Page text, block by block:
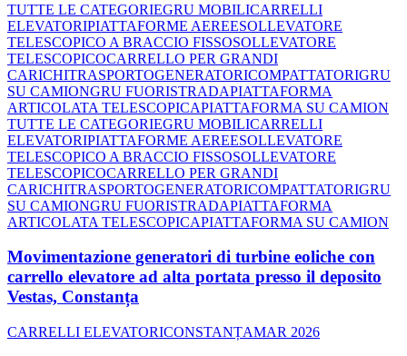
TUTTE LE CATEGORIEGRU MOBILICARRELLI
ELEVATORIPIATTAFORME AEREESOLLEVATORE
TELESCOPICO A BRACCIO FISSOSOLLEVATORE
TELESCOPICOCARRELLO PER GRANDI
CARICHITRASPORTOGENERATORICOMPATTATORIGRU
SU CAMIONGRU FUORISTRADAPIATTAFORMA
ARTICOLATA TELESCOPICAPIATTAFORMA SU CAMION
TUTTE LE CATEGORIEGRU MOBILICARRELLI
ELEVATORIPIATTAFORME AEREESOLLEVATORE
TELESCOPICO A BRACCIO FISSOSOLLEVATORE
TELESCOPICOCARRELLO PER GRANDI
CARICHITRASPORTOGENERATORICOMPATTATORIGRU
SU CAMIONGRU FUORISTRADAPIATTAFORMA
ARTICOLATA TELESCOPICAPIATTAFORMA SU CAMION
Movimentazione generatori di turbine eoliche con
carrello elevatore ad alta portata presso il deposito
Vestas, Constanța
CARRELLI ELEVATORICONSTANȚAMAR 2026